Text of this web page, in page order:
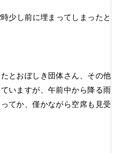
少し前に埋まってしまったと
とおぼしき団体さん、その他
いますが、午前中から降る雨
てか、僅かながら空席も見受